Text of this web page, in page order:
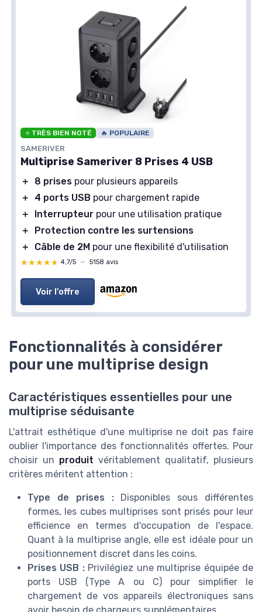
⭐ TRÈS BIEN NOTÉ 🔥 POPULAIRE
SAMERIVER
Multiprise Sameriver 8 Prises 4 USB
＋ 8 prises pour plusieurs appareils
＋
4 ports USB pour chargement rapide
＋
Interrupteur pour une utilisation pratique
＋
Protection contre les surtensions
＋
Câble de 2M pour une flexibilité d'utilisation
★★★★★
★★★★★ 4,7/5 — 5158 avis
Voir l'offre
Fonctionnalités à considérer
pour une multiprise design
Caractéristiques essentielles pour une
multiprise séduisante
L'attrait esthétique d'une multiprise ne doit pas faire
oublier l'importance des fonctionnalités offertes. Pour
choisir un produit véritablement qualitatif, plusieurs
critères méritent attention :
Type de prises :Disponibles sous différentes
formes, les cubes multiprises sont prisés pour leur
efficience en termes d'occupation de l'espace.
Quant à la multiprise angle, elle est idéale pour un
positionnement discret dans les coins.
Prises USB :Privilégiez une multiprise équipée de
ports USB (Type A ou C) pour simplifier le
chargement de vos appareils électroniques sans